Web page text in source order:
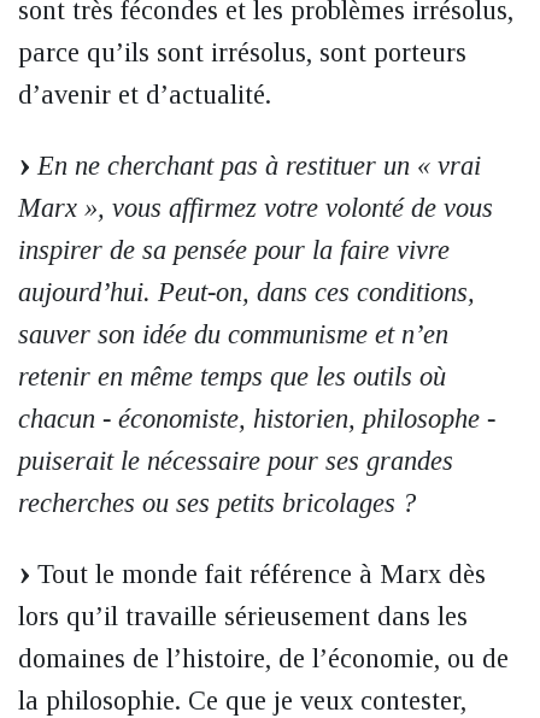
sont très fécondes et les problèmes irrésolus,
parce qu’ils sont irrésolus, sont porteurs
d’avenir et d’actualité.
En ne cherchant pas à restituer un « vrai
Marx », vous affirmez votre volonté de vous
inspirer de sa pensée pour la faire vivre
aujourd’hui. Peut-on, dans ces conditions,
sauver son idée du communisme et n’en
retenir en même temps que les outils où
chacun - économiste, historien, philosophe -
puiserait le nécessaire pour ses grandes
recherches ou ses petits bricolages ?
Tout le monde fait référence à Marx dès
lors qu’il travaille sérieusement dans les
domaines de l’histoire, de l’économie, ou de
la philosophie. Ce que je veux contester,